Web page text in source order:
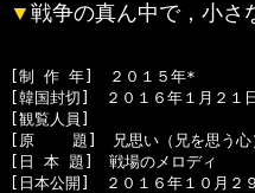
▼ 戦争の真ん中で，小さ
[制 作 年]　２０１５年*
[韓国封切]　２０１６年１月２１日
[観覧人員]
[原    題]　兄思い（兄を思う心
[日 本 題]　戦場のメロディ
[日本公開]　２０１６年１０月２